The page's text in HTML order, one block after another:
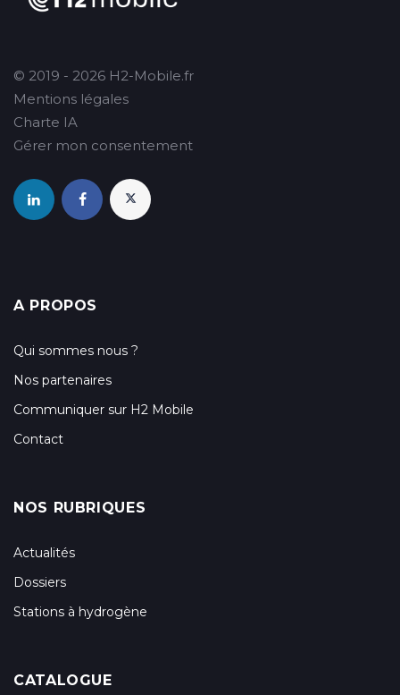
© 2019 - 2026 H2-Mobile.fr
Mentions légales
Charte IA
Gérer mon consentement
A PROPOS
Qui sommes nous ?
Nos partenaires
Communiquer sur H2 Mobile
Contact
NOS RUBRIQUES
Actualités
Dossiers
Stations à hydrogène
CATALOGUE